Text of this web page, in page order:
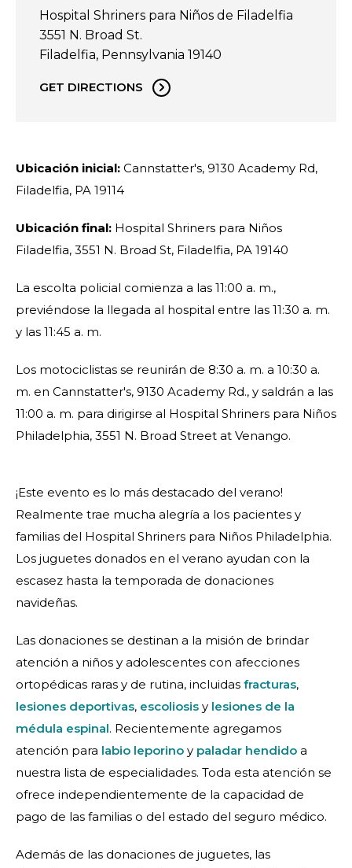
Hospital Shriners para Niños de Filadelfia
3551 N. Broad St.
Filadelfia, Pennsylvania 19140
GET DIRECTIONS
Ubicación inicial: Cannstatter's, 9130 Academy Rd,
Filadelfia, PA 19114
Ubicación final: Hospital Shriners para Niños
Filadelfia, 3551 N. Broad St, Filadelfia, PA 19140
La escolta policial comienza a las 11:00 a. m.,
previéndose la llegada al hospital entre las 11:30 a. m.
y las 11:45 a. m.
Los motociclistas se reunirán de 8:30 a. m. a 10:30 a.
m. en Cannstatter's, 9130 Academy Rd., y saldrán a las
11:00 a. m. para dirigirse al Hospital Shriners para Niños
Philadelphia, 3551 N. Broad Street at Venango.
¡Este evento es lo más destacado del verano!
Realmente trae mucha alegría a los pacientes y
familias del Hospital Shriners para Niños Philadelphia.
Los juguetes donados en el verano ayudan con la
escasez hasta la temporada de donaciones
navideñas.
Las donaciones se destinan a la misión de brindar
atención a niños y adolescentes con afecciones
ortopédicas raras y de rutina, incluidas fracturas,
lesiones deportivas, escoliosis y lesiones de la
médula espinal. Recientemente agregamos
atención para labio leporino y paladar hendido a
nuestra lista de especialidades. Toda esta atención se
ofrece independientemente de la capacidad de
pago de las familias o del estado del seguro médico.
Además de las donaciones de juguetes, las